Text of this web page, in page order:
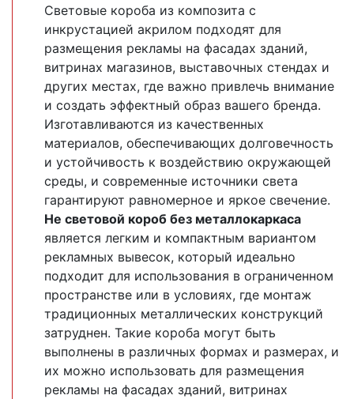
Световые короба из композита с
инкрустацией акрилом подходят для
размещения рекламы на фасадах зданий,
витринах магазинов, выставочных стендах и
других местах, где важно привлечь внимание
и создать эффектный образ вашего бренда.
Изготавливаются из качественных
материалов, обеспечивающих долговечность
и устойчивость к воздействию окружающей
среды, и современные источники света
гарантируют равномерное и яркое свечение.
Не световой короб без металлокаркаса
является легким и компактным вариантом
рекламных вывесок, который идеально
подходит для использования в ограниченном
пространстве или в условиях, где монтаж
традиционных металлических конструкций
затруднен. Такие короба могут быть
выполнены в различных формах и размерах, и
их можно использовать для размещения
рекламы на фасадах зданий, витринах